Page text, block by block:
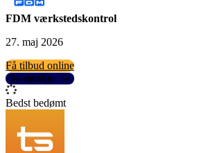
FDM værkstedskontrol
27. maj 2026
Få tilbud online
Se detaljer
Bedst bedømt